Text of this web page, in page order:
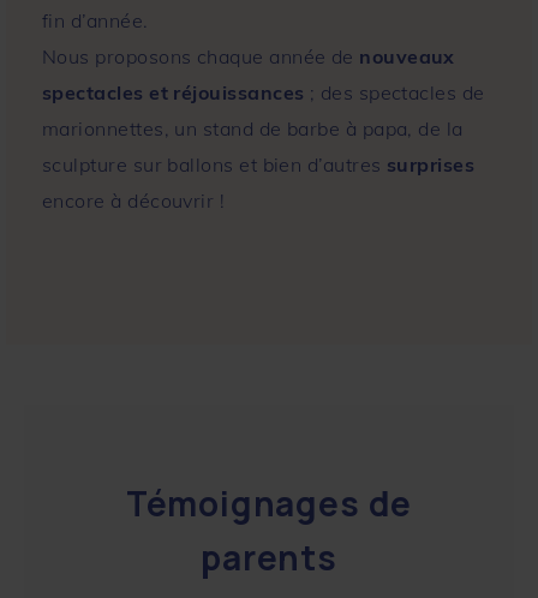
fin d’année.
Nous proposons chaque année de nouveaux
spectacles et réjouissances ; des spectacles de
marionnettes, un stand de barbe à papa, de la
sculpture sur ballons et bien d’autres surprises
encore à découvrir !
Témoignages de
parents